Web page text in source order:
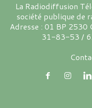
La Radiodiffusion
société publique de
Adresse : 01 BP 2530
31-83-53 /